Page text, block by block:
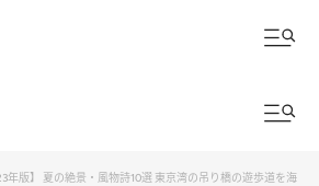
年版】 夏の絶景・風物詩10選 東京湾の吊り橋の遊歩道を海